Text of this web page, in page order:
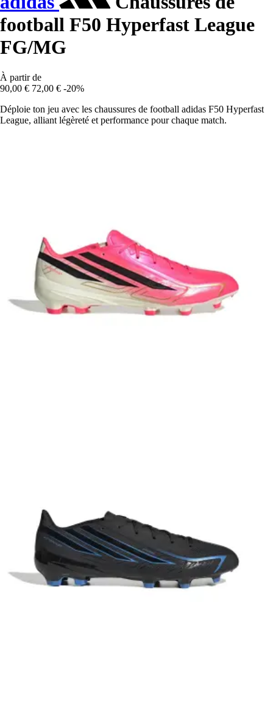
football F50 Hyperfast League
FG/MG
À partir de
90,00 € 72,00 € -20%
Déploie ton jeu avec les chaussures de football adidas F50 Hyperfast
League, alliant légèreté et performance pour chaque match.